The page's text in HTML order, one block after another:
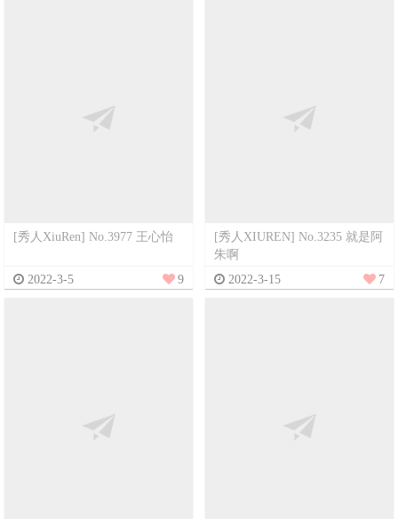
[秀人XiuRen] No.3977 王心怡
2022-3-5 9
[秀人XIUREN] No.3235 就是阿
朱啊
2022-3-15
7